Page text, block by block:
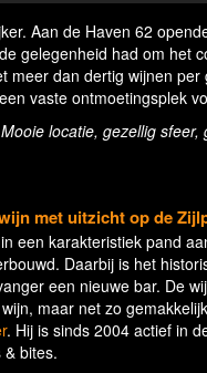
Aan de Haven 62
gelegenheid had om het
meer dan dertig wijnen
vaste ontmoetingsplek
locatie, gezellig
met uitzicht op de
een karakteristiek pand
Daarbij is het
een nieuwe bar. De
maar net zo
. Hij is sinds 2004 actief in
bites.